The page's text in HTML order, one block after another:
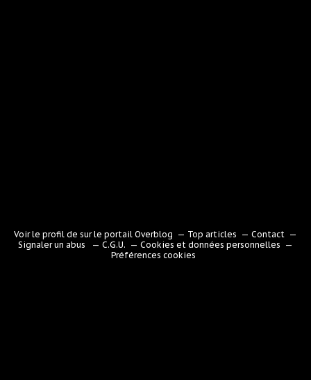
Voir le profil de sur le portail Overblog Top articles
Contact
Signaler un abus
C.G.U.
Cookies et données personnelles
Préférences cookies